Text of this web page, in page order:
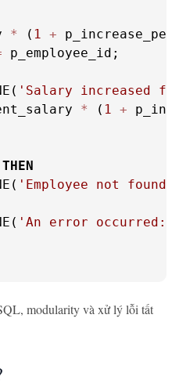
* ( 1 +
p_employee_id;
'Salary increased
* ( 1 +
THEN
'Employee not
'An error occurred:
modularity và xử lý lỗi tất